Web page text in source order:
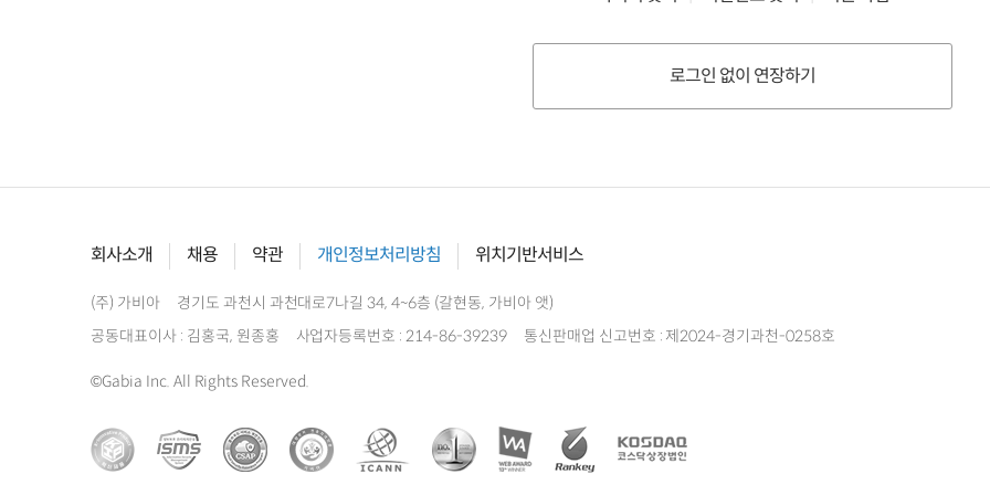
로그인 없이 연장하기
회사소개 채용 약관 개인정보처리방침 위치기반서비스
(주) 가비아
경기도 과천시 과천대로7나길 34, 4~6층 (갈현동, 가비아 앳)
공동대표이사 : 김홍국, 원종홍
사업자등록번호 : 214-86-39239 통신판매업 신고번호 : 제2024-경기과천-0258호
©Gabia Inc. All Rights Reserved.